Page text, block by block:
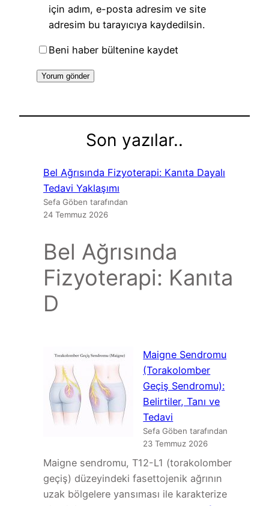
için adım, e-posta adresim ve site
adresim bu tarayıcıya kaydedilsin.
Beni haber bültenine kaydet
Son yazılar..
Bel Ağrısında Fizyoterapi: Kanıta Dayalı
Tedavi Yaklaşımı
Sefa Göben tarafından
24 Temmuz 2026
Bel Ağrısında
Fizyoterapi: Kanıta
D
Maigne Sendromu
(Torakolomber
Geçiş Sendromu):
Belirtiler, Tanı ve
Tedavi
Sefa Göben tarafından
23 Temmuz 2026
Maigne sendromu, T12-L1 (torakolomber
geçiş) düzeyindeki fasettojenik ağrının
uzak bölgelere yansıması ile karakterize